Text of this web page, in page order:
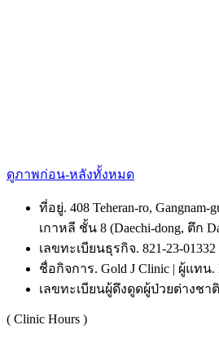
ดูภาพก่อน-หลังทั้งหมด
ที่อยู่. 408 Teheran-ro,
เกาหลี ชั้น 8 (Daechi-dong, ตึก
เลขทะเบียนธุรกิจ. 821-23-01332
ชื่อกิจการ. Gold J Clinic | ผู้แทน.
เลขทะเบียนผู้ดึงดูดผู้ป่วยต่างชาติ
( Clinic Hours )